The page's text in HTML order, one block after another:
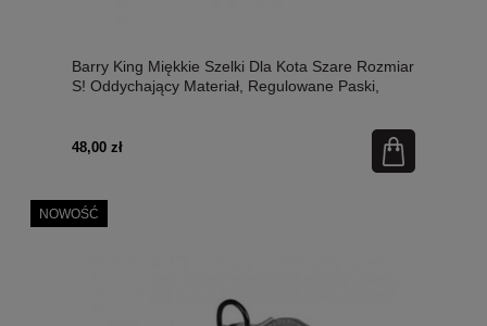
Barry King Miękkie Szelki Dla Kota Szare Rozmiar
S! Oddychający Materiał, Regulowane Paski,
48,00 zł
NOWOŚĆ